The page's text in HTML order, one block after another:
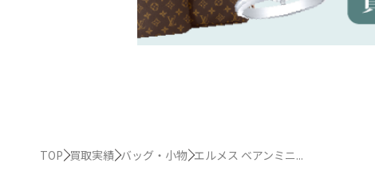
TOP 買取実績 バッグ・小物 エルメス ベアンミニ...